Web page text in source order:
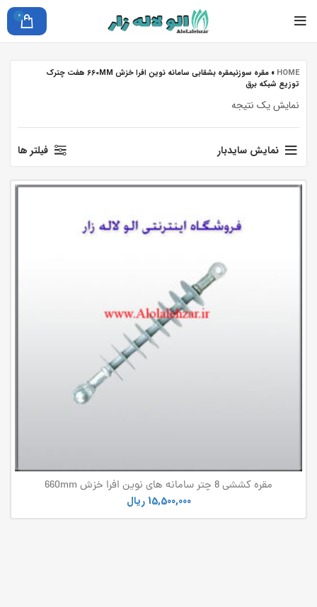
0
HOME
»
مقره سوزنیمقره بشقابی سامانه نوین افرا خزش 660MM هفت چترک
توزیع شبکه برق
نمایش یک نتیجه
نمایش سایدبار فیلتر ها
مقره کششی 8 چتر سامانه های نوین افرا خزش 660mm
15,500,000 ریال